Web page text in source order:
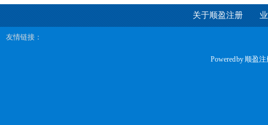
关于顺盈注册
友情链接：
Powered by顺盈注